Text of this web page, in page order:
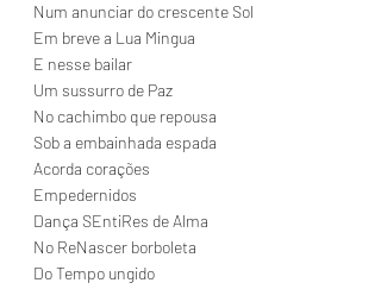
Num anunciar do crescente Sol
Em breve a Lua Mingua
E nesse bailar
Um sussurro de Paz
No cachimbo que repousa
Sob a embainhada espada
Acorda corações
Empedernidos
Dança SEntiRes de Alma
No ReNascer borboleta
Do Tempo ungido